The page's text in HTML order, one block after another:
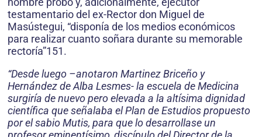
testamentario del ex-Rector don Miguel de
Masústegui, “disponía de los medios económicos
para realizar cuanto soñara durante su memorable
rectoría”151.
“Desde luego –anotaron Martinez Briceño y
Hernández de Alba Lesmes- la escuela de Medicina
surgiría de nuevo pero elevada a la altísima dignidad
científica que señalaba el Plan de Estudios propuesto
por el sabio Mutis, para que lo desarrollase un